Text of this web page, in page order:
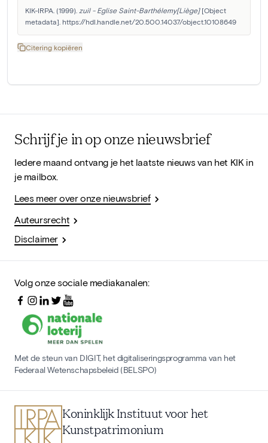
KIK-IRPA. (1999). zuil - Eglise Saint-Barthélemy[Liège] [Object
metadata]. https://hdl.handle.net/20.500.14037/object.10108649
Citering kopiëren
Schrijf je in op onze nieuwsbrief
Iedere maand ontvang je het laatste nieuws van het KIK in
je mailbox.
Lees meer over onze nieuwsbrief
Auteursrecht
Disclaimer
Volg onze sociale mediakanalen:
Met de steun van DIGIT, het digitaliseringsprogramma van het
Federaal Wetenschapsbeleid (BELSPO)
Koninklijk Instituut voor het
Kunstpatrimonium